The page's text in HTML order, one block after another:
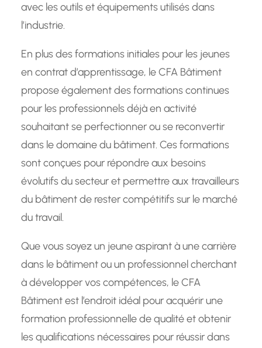
avec les outils et équipements utilisés dans
l’industrie.
En plus des formations initiales pour les jeunes
en contrat d’apprentissage, le CFA Bâtiment
propose également des formations continues
pour les professionnels déjà en activité
souhaitant se perfectionner ou se reconvertir
dans le domaine du bâtiment. Ces formations
sont conçues pour répondre aux besoins
évolutifs du secteur et permettre aux travailleurs
du bâtiment de rester compétitifs sur le marché
du travail.
Que vous soyez un jeune aspirant à une carrière
dans le bâtiment ou un professionnel cherchant
à développer vos compétences, le CFA
Bâtiment est l’endroit idéal pour acquérir une
formation professionnelle de qualité et obtenir
les qualifications nécessaires pour réussir dans